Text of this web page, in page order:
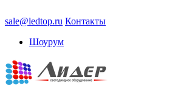
sale@ledtop.ru Контакты
Шоурум